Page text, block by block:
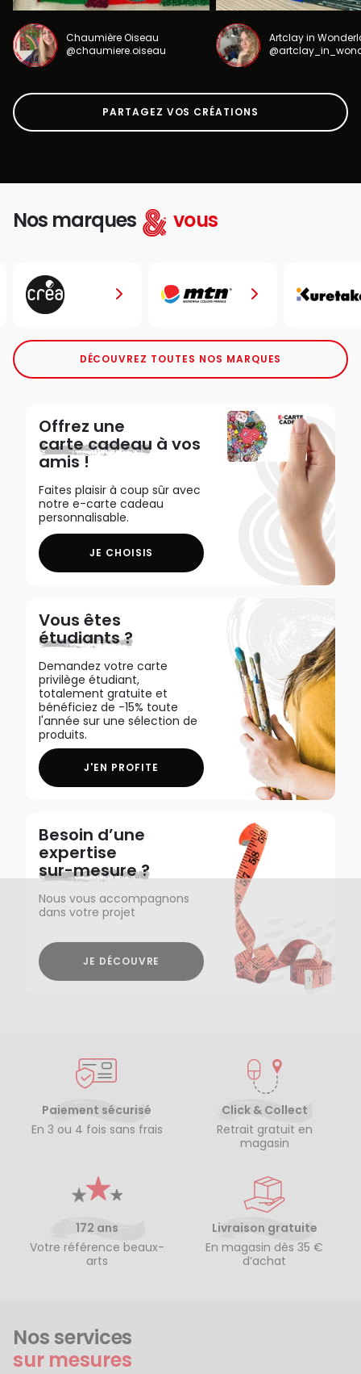
Chaumière Oiseau
@chaumiere.oiseau
Artclay in
PARTAGEZ VOS CRÉATIONS
Nos marques vous
DÉCOUVREZ TOUTES NOS MARQUES
Offrez une
carte cadeau à vos
amis !
Faites plaisir à coup sûr avec
notre e-carte cadeau
personnalisable.
JE CHOISIS
Vous êtes
étudiants ?
Demandez votre carte
privilège étudiant,
totalement gratuite et
bénéficiez de -15% toute
l'année sur une sélection de
produits.
J'EN PROFITE
Besoin d’une
expertise
sur-mesure ?
Nous vous accompagnons
dans votre projet
JE DÉCOUVRE
Paiement sécurisé
En 3 ou 4 fois sans frais
Click & Collect
Retrait gratuit en
magasin
172 ans
Votre référence beaux-
arts
Livraison gratuite
En magasin dès 35 €
d’achat
Nos services
sur mesures